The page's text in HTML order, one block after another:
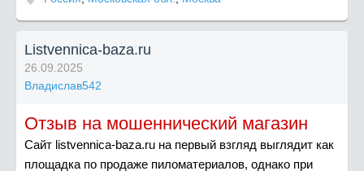
Listvennica-baza.ru
26.09.2025
Владислав542
Отзыв на мошеннический магазин
Сайт listvennica-baza.ru на первый взгляд выглядит как
площадка по продаже пиломатериалов, однако при